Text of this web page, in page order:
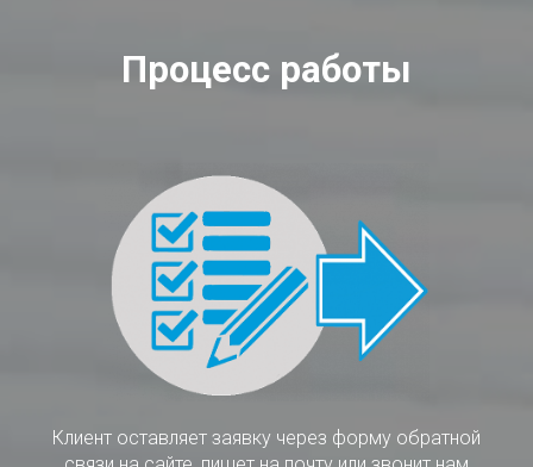
Процесс работы
Клиент оставляет заявку через форму обратной